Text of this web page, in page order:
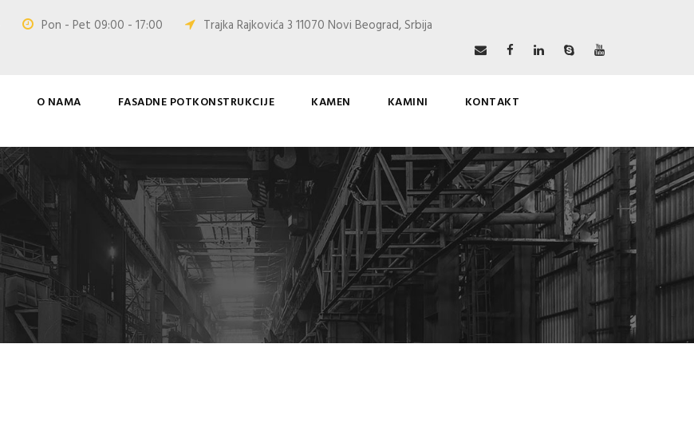
Pon - Pet 09:00 - 17:00 Trajka Rajkovića 3 11070 Novi Beograd, Srbija
O NAMA FASADNE POTKONSTRUKCIJE KAMEN KAMINI KONTAKT